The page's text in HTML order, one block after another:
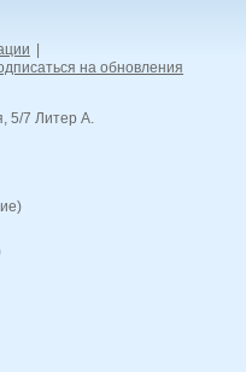
на обновления
5/7 Литер А.